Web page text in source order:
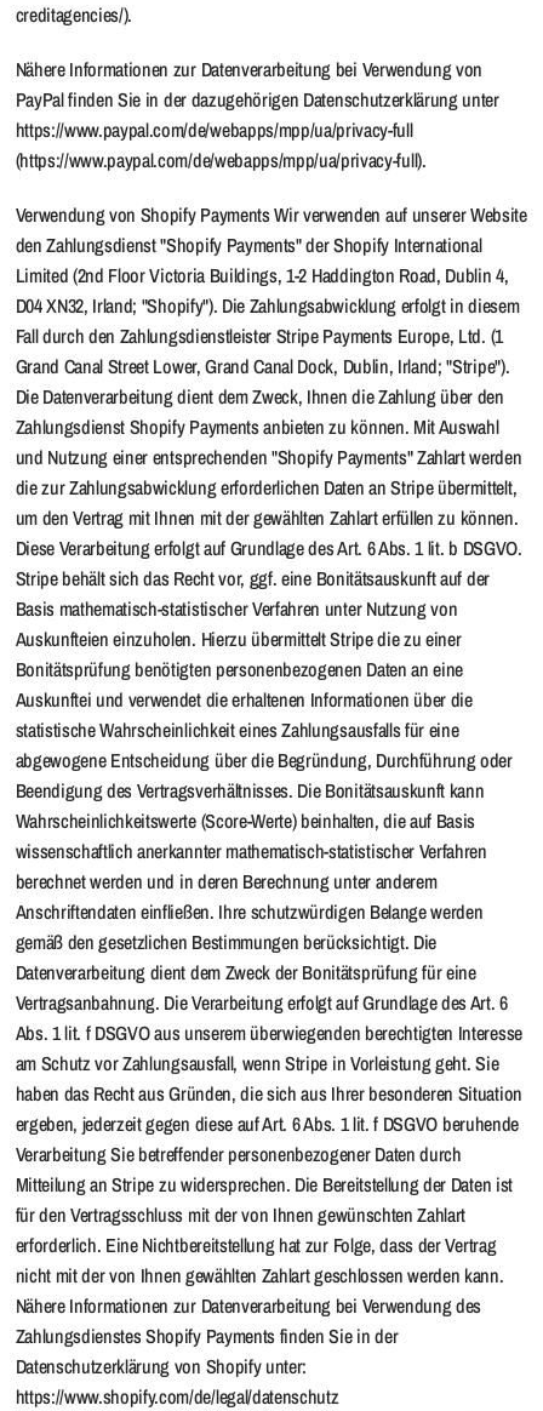
creditagencies/).
Nähere Informationen zur Datenverarbeitung bei Verwendung von
PayPal finden Sie in der dazugehörigen Datenschutzerklärung unter
https://www.paypal.com/de/webapps/mpp/ua/privacy-full
(https://www.paypal.com/de/webapps/mpp/ua/privacy-full).
Verwendung von Shopify Payments Wir verwenden auf unserer Website
den Zahlungsdienst "Shopify Payments" der Shopify International
Limited (2nd Floor Victoria Buildings, 1-2 Haddington Road, Dublin 4,
D04 XN32, Irland; "Shopify"). Die Zahlungsabwicklung erfolgt in diesem
Fall durch den Zahlungsdienstleister Stripe Payments Europe, Ltd. (1
Grand Canal Street Lower, Grand Canal Dock, Dublin, Irland; "Stripe").
Die Datenverarbeitung dient dem Zweck, Ihnen die Zahlung über den
Zahlungsdienst Shopify Payments anbieten zu können. Mit Auswahl
und Nutzung einer entsprechenden "Shopify Payments" Zahlart werden
die zur Zahlungsabwicklung erforderlichen Daten an Stripe übermittelt,
um den Vertrag mit Ihnen mit der gewählten Zahlart erfüllen zu können.
Diese Verarbeitung erfolgt auf Grundlage des Art. 6 Abs. 1 lit. b DSGVO.
Stripe behält sich das Recht vor, ggf. eine Bonitätsauskunft auf der
Basis mathematisch-statistischer Verfahren unter Nutzung von
Auskunfteien einzuholen. Hierzu übermittelt Stripe die zu einer
Bonitätsprüfung benötigten personenbezogenen Daten an eine
Auskunftei und verwendet die erhaltenen Informationen über die
statistische Wahrscheinlichkeit eines Zahlungsausfalls für eine
abgewogene Entscheidung über die Begründung, Durchführung oder
Beendigung des Vertragsverhältnisses. Die Bonitätsauskunft kann
Wahrscheinlichkeitswerte (Score-Werte) beinhalten, die auf Basis
wissenschaftlich anerkannter mathematisch-statistischer Verfahren
berechnet werden und in deren Berechnung unter anderem
Anschriftendaten einfließen. Ihre schutzwürdigen Belange werden
gemäß den gesetzlichen Bestimmungen berücksichtigt. Die
Datenverarbeitung dient dem Zweck der Bonitätsprüfung für eine
Vertragsanbahnung. Die Verarbeitung erfolgt auf Grundlage des Art. 6
Abs. 1 lit. f DSGVO aus unserem überwiegenden berechtigten Interesse
am Schutz vor Zahlungsausfall, wenn Stripe in Vorleistung geht. Sie
haben das Recht aus Gründen, die sich aus Ihrer besonderen Situation
ergeben, jederzeit gegen diese auf Art. 6 Abs. 1 lit. f DSGVO beruhende
Verarbeitung Sie betreffender personenbezogener Daten durch
Mitteilung an Stripe zu widersprechen. Die Bereitstellung der Daten ist
für den Vertragsschluss mit der von Ihnen gewünschten Zahlart
erforderlich. Eine Nichtbereitstellung hat zur Folge, dass der Vertrag
nicht mit der von Ihnen gewählten Zahlart geschlossen werden kann.
Nähere Informationen zur Datenverarbeitung bei Verwendung des
Zahlungsdienstes Shopify Payments finden Sie in der
Datenschutzerklärung von Shopify unter:
https://www.shopify.com/de/legal/datenschutz